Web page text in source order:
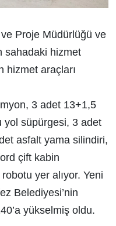
Proje Müdürlüğü ve
sahadaki hizmet
hizmet araçları
3 adet 13+1,5
yol süpürgesi, 3 adet
asfalt yama silindiri,
çift kabin
yer alıyor. Yeni
Belediyesi’nin
yükselmiş oldu.